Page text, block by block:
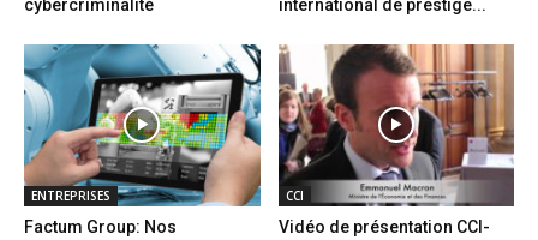
cybercriminalité international de prestige...
ENTREPRISES
Factum Group: Nos
CCI
Vidéo de présentation CCI-